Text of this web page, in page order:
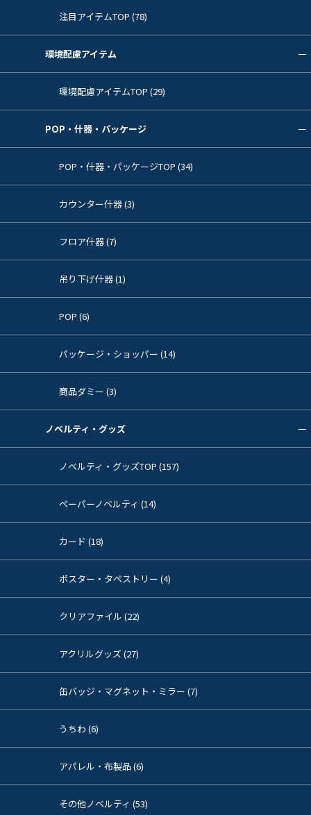
注目アイテムTOP (78)
環境配慮アイテム
環境配慮アイテムTOP (29)
POP・什器・パッケージ
POP・什器・パッケージTOP (34)
カウンター什器 (3)
フロア什器 (7)
吊り下げ什器 (1)
POP (6)
パッケージ・ショッパー (14)
商品ダミー (3)
ノベルティ・グッズ
ノベルティ・グッズTOP (157)
ペーパーノベルティ (14)
カード (18)
ポスター・タペストリー (4)
クリアファイル (22)
アクリルグッズ (27)
缶バッジ・マグネット・ミラー (7)
うちわ (6)
アパレル・布製品 (6)
その他ノベルティ (53)